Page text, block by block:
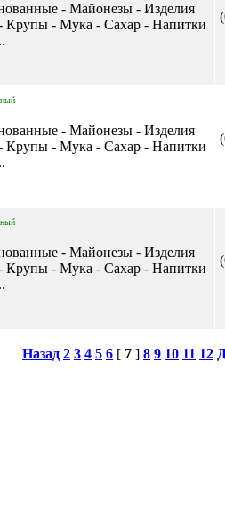
- Майонезы - Изделия
- Мука - Сахар - Напитки
- Майонезы - Изделия
- Мука - Сахар - Напитки
- Майонезы - Изделия
- Мука - Сахар - Напитки
Назад 2 3 4 5 6 [ 7 ] 8 9 10 11 12